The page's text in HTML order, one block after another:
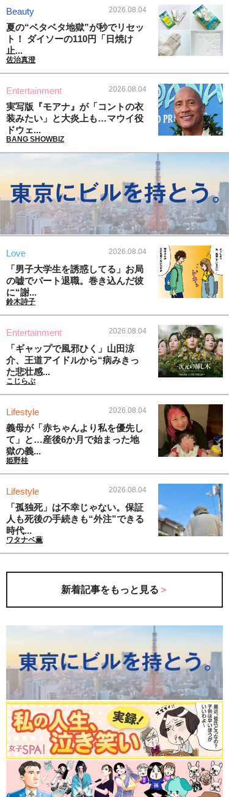
Beauty 2026.08.04
夏の“ベタベタ地獄”が秒でリセッ
ト！ ダイソーの110円「日焼け
止...
佐治真澄
Entertainment 2026.08.04
実写版『モアナ』が「コントの衣
装みたい」と大炎上も…マウイ役
ドウェ...
BANG SHOWBIZ
Love 2026.08.04
「男子大学生を誘惑してる」お局
の嘘でパート退職。巻き込んだ彼
に“謝...
鈴木詩子
Entertainment 2026.08.04
「ギャップで風邪ひく」山田涼
介、王道アイドルから“病みきっ
た悲壮感...
こじらぶ
Lifestyle 2026.08.04
義母が「赤ちゃんより私を優先し
て」と…産後6か月で始まった地
獄の義...
姫野桂
Lifestyle 2026.08.04
「孤独死」は不幸じゃない。保証
人も死後の手続きも“外注”できる
時代...
ワタナベ薫
新着記事をもっと見る